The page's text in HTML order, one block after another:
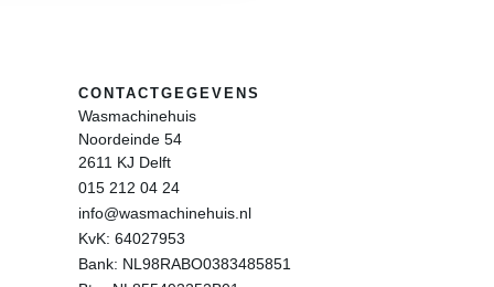
CONTACTGEGEVENS
Wasmachinehuis
Noordeinde 54
2611 KJ Delft
015 212 04 24
info@wasmachinehuis.nl
KvK: 64027953
Bank: NL98RABO0383485851